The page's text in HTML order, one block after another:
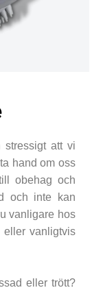
stressigt att vi
hand om oss
obehag och
och inte kan
vanligare hos
eller vanligtvis
eller trött?